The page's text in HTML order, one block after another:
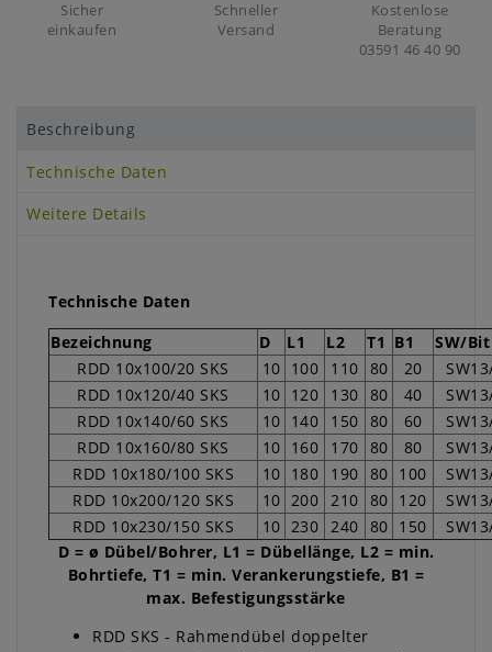
Sicher
einkaufen
Schneller
Versand
Kostenlose
Beratung
03591 46 40 90
Beschreibung
Technische Daten
Weitere Details
Technische Daten
Bezeichnung
D L1 L2 T1 B1
SW/Bit
RDD 10x100/20 SKS
10 100 110 80 20
RDD 10x120/40 SKS
10 120 130 80 40
RDD 10x140/60 SKS
10 140 150 80 60
RDD 10x160/80 SKS
10 160 170 80 80
RDD 10x180/100 SKS
10 180 190 80 100
RDD 10x200/120 SKS
10 200 210 80 120
RDD 10x230/150 SKS
10 230 240 80 150
D = ø Dübel/Bohrer, L1 = Dübellänge, L2 = min.
Bohrtiefe, T1 = min. Verankerungstiefe, B1 =
max. Befestigungsstärke
RDD SKS - Rahmendübel doppelter